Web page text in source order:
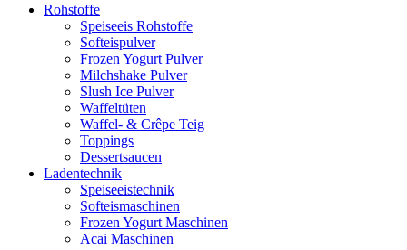
Rohstoffe
Speiseeis Rohstoffe
Softeispulver
Frozen Yogurt Pulver
Milchshake Pulver
Slush Ice Pulver
Waffeltüten
Waffel- & Crêpe Teig
Toppings
Dessertsaucen
Ladentechnik
Speiseeistechnik
Softeismaschinen
Frozen Yogurt Maschinen
Acai Maschinen